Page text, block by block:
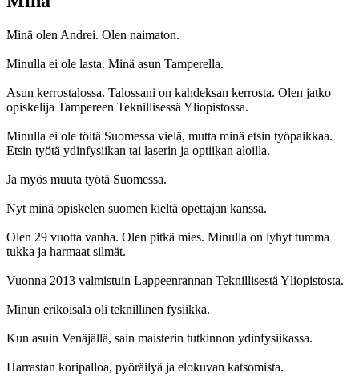
Minä olen Andrei. Olen naimaton.
Minulla ei ole lasta. Minä asun Tamperella.
Asun kerrostalossa. Talossani on kahdeksan kerrosta. Olen jatko
opiskelija Tampereen Teknillisessä Yliopistossa.
Minulla ei ole töitä Suomessa vielä, mutta minä etsin työpaikkaa.
Etsin työtä ydinfysiikan tai laserin ja optiikan aloilla.
Ja myös muuta työtä Suomessa.
Nyt minä opiskelen suomen kieltä opettajan kanssa.
Olen 29 vuotta vanha. Olen pitkä mies. Minulla on lyhyt tumma
tukka ja harmaat silmät.
Vuonna 2013 valmistuin Lappeenrannan Teknillisestä Yliopistosta.
Minun erikoisala oli teknillinen fysiikka.
Kun asuin Venäjällä, sain maisterin tutkinnon ydinfysiikassa.
Harrastan koripalloa, pyöräilyä ja elokuvan katsomista.